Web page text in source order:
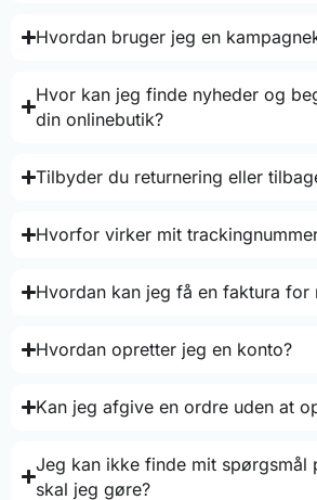
Hvordan bruger jeg en
Hvor kan jeg finde nyheder og
din onlinebutik?
Tilbyder du returnering eller
Hvorfor virker mit
Hvordan kan jeg få en faktura for
Hvordan opretter jeg en konto?
Kan jeg afgive en ordre uden at
Jeg kan ikke finde mit spørgsmål
skal jeg gøre?